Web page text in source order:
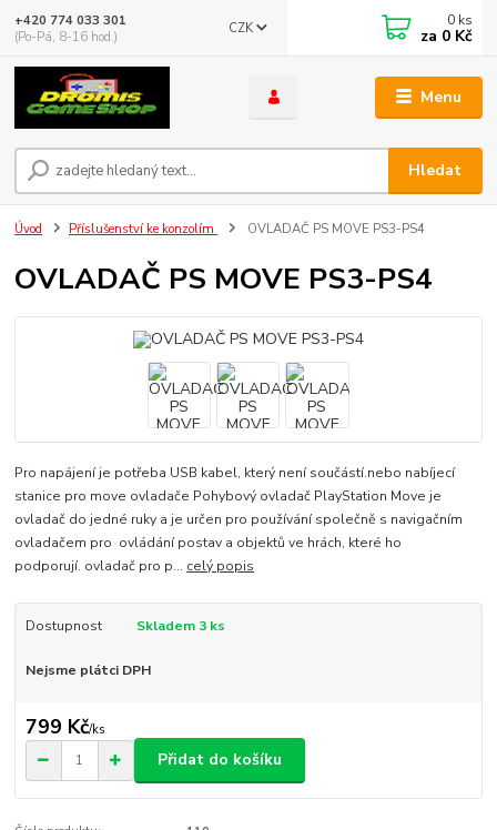
Menu
CZK
Hledat
+420 774 033 301
(Po-Pá, 8-16 hod.)
0 ks
za 0 Kč
Úvod Příslušenství ke konzolím OVLADAČ PS MOVE PS3-PS4
OVLADAČ PS MOVE PS3-PS4
Pro napájení je potřeba USB kabel, který není součástí.nebo nabíjecí
stanice pro move ovladače Pohybový ovladač PlayStation Move je
ovladač do jedné ruky a je určen pro používání společně s navigačním
ovladačem pro ovládání postav a objektů ve hrách, které ho
podporují. ovladač pro p... celý popis
Dostupnost Skladem 3 ks
Nejsme plátci DPH
799 Kč/ks
Přidat do košíku